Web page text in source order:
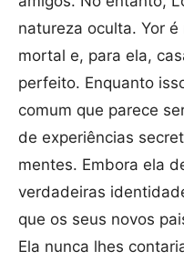
natureza oculta. Yor
mortal e, para ela,
perfeito. Enquanto
comum que parece
de experiências
mentes. Embora ela
verdadeiras
que os seus novos
Ela nunca lhes